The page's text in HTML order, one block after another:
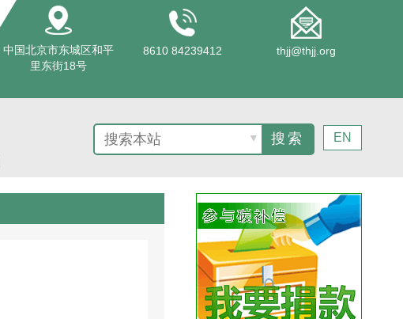
中国北京市东城区和平
里东街18号
8610 84239412 thjj@thjj.org
▼ EN